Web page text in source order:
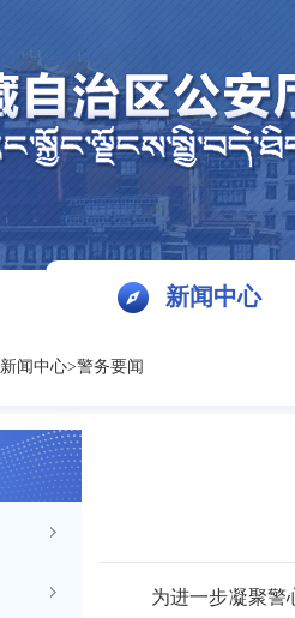
新闻中心
新闻中心>警务要闻
为进一步凝聚警